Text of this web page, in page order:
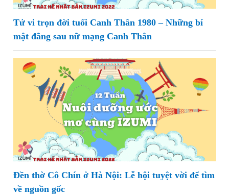
Tử vi trọn đời tuổi Canh Thân 1980 – Những bí
mật đằng sau nữ mạng Canh Thân
Đền thờ Cô Chín ở Hà Nội: Lễ hội tuyệt vời để tìm
về nguồn gốc